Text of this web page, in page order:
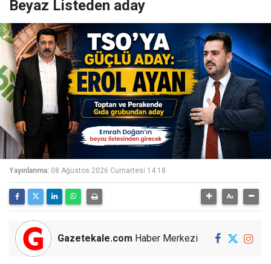
Beyaz Listeden aday
Yayınlanma: 08 Ağustos 2026 Cumartesi 14:18
Gazetekale.com Haber Merkezi